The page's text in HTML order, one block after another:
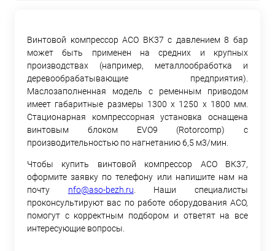
Винтовой компрессор АСО ВК37 с давлением 8 бар
может быть применен на средних и крупных
производствах (например, металлообработка и
деревообрабатывающие предприятия).
Маслозаполненная модель с ременным приводом
имеет габаритные размеры 1300 х 1250 х 1800 мм.
Стационарная компрессорная установка оснащена
винтовым блоком EVO9 (Rotorcomp) с
производительностью по нагнетанию 6,5 м3/мин.
Чтобы купить винтовой компрессор АСО ВК37,
оформите заявку по телефону или напишите нам на
почту nfo@aso-bezh.ru . Наши специалисты
проконсультируют вас по работе оборудования АСО,
помогут с корректным подбором и ответят на все
интересующие вопросы.